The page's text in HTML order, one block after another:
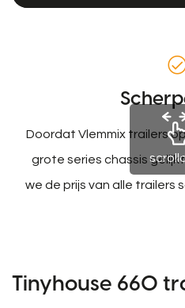
Doordat Vlemmix trailers
grote series chassis
we de prijs van alle trailers
Tinyhouse 660